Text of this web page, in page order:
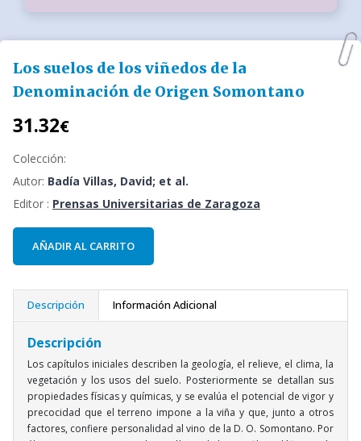
Los suelos de los viñedos de la
Denominación de Origen Somontano
31.32€
Colección:
Autor: Badía Villas, David; et al.
Editor : Prensas Universitarias de Zaragoza
AÑADIR AL CARRITO
Descripción Información Adicional
Descripción
Los capítulos iniciales describen la geología, el relieve, el clima, la
vegetación y los usos del suelo. Posteriormente se detallan sus
propiedades físicas y químicas, y se evalúa el potencial de vigor y
precocidad que el terreno impone a la viña y que, junto a otros
factores, confiere personalidad al vino de la D. O. Somontano. Por